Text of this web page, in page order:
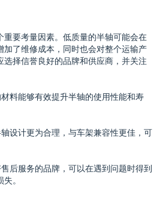
要考量因素。低质量的半轴可能会在
了维修成本，同时也会对整个运输产
择信誉良好的品牌和供应商，并关注
料能够有效提升半轴的使用性能和寿
设计更为合理，与车架兼容性更佳，可
后服务的品牌，可以在遇到问题时得到
。